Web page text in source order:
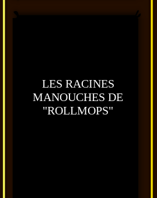
LES RACINES
MANOUCHES DE
"ROLLMOPS"